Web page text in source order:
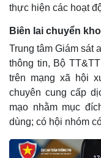
thực hiện các hoạt
Biên lai chuyển
Trung tâm Giám sát
thông tin, Bộ
trên mạng xã hội
chuyên cung cấp
mạo nhằm mục
dùng; có hội nhóm